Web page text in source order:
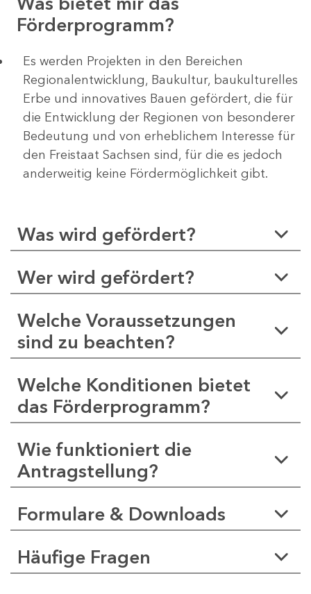
Förderprogramm?
Es werden Projekten in den Bereichen
Regionalentwicklung, Baukultur, baukulturelles
Erbe und innovatives Bauen gefördert, die für
die Entwicklung der Regionen von besonderer
Bedeutung und von erheblichem Interesse für
den Freistaat Sachsen sind, für die es jedoch
anderweitig keine Fördermöglichkeit gibt.
Was wird gefördert?
Wer wird gefördert?
Welche Voraussetzungen
sind zu beachten?
Welche Konditionen bietet
das Förderprogramm?
Wie funktioniert die
Antragstellung?
Formulare & Downloads
Häufige Fragen